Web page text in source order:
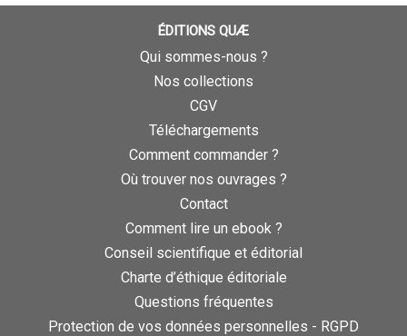
ÉDITIONS QUÆ
Qui sommes-nous ?
Nos collections
CGV
Téléchargements
Comment commander ?
Où trouver nos ouvrages ?
Contact
Comment lire un ebook ?
Conseil scientifique et éditorial
Charte d’éthique éditoriale
Questions fréquentes
Protection de vos données personnelles - RGPD